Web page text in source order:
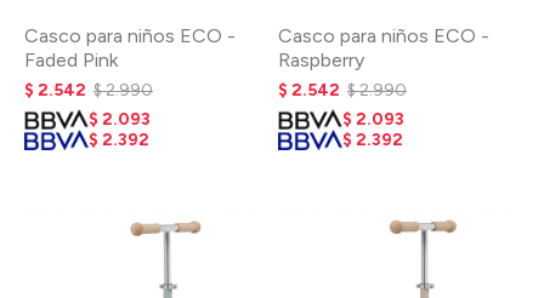
Casco para niños ECO -
Faded Pink
$ 2.542 $2.990
$ 2.093
$ 2.392
Casco para niños ECO -
Raspberry
$ 2.542 $2.990
$ 2.093
$ 2.392